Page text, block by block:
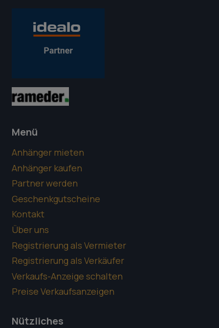
Menü
Anhänger mieten
Anhänger kaufen
Partner werden
Geschenkgutscheine
Kontakt
Über uns
Registrierung als Vermieter
Registrierung als Verkäufer
Verkaufs-Anzeige schalten
Preise Verkaufsanzeigen
Nützliches